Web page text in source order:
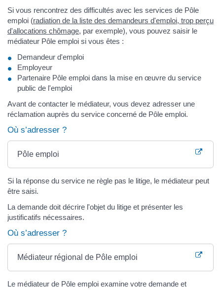
Si vous rencontrez des difficultés avec les services de Pôle
emploi (radiation de la liste des demandeurs d'emploi, trop perçu
d'allocations chômage, par exemple), vous pouvez saisir le
médiateur Pôle emploi si vous êtes :
Demandeur d'emploi
Employeur
Partenaire Pôle emploi dans la mise en œuvre du service
public de l'emploi
Avant de contacter le médiateur, vous devez adresser une
réclamation auprès du service concerné de Pôle emploi.
Où s’adresser ?
Pôle emploi
Si la réponse du service ne règle pas le litige, le médiateur peut
être saisi.
La demande doit décrire l'objet du litige et présenter les
justificatifs nécessaires.
Où s’adresser ?
Médiateur régional de Pôle emploi
Le médiateur de Pôle emploi examine votre demande et